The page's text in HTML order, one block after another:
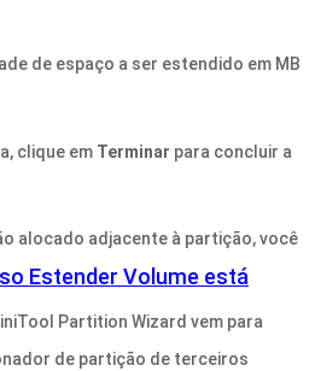
de espaço a ser estendido em MB
clique em Terminar para concluir a
alocado adjacente à partição, você
Estender Volume está
Partition Wizard vem para
de partição de terceiros